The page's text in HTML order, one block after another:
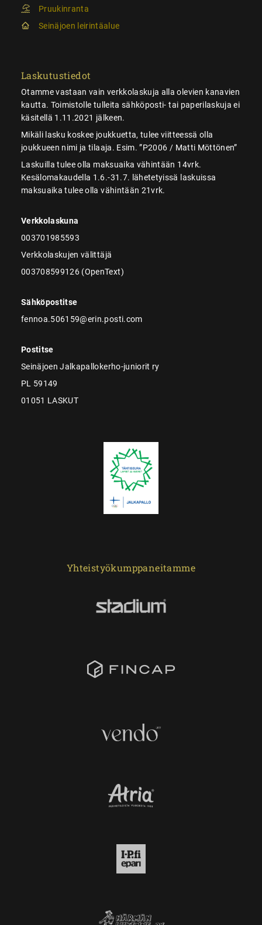
Pruukinranta
Seinäjoen leirintäalue
Laskutustiedot
Otamme vastaan vain verkkolaskuja alla olevien kanavien
kautta. Toimistolle tulleita sähköposti- tai paperilaskuja ei
käsitellä 1.11.2021 jälkeen.
Mikäli lasku koskee joukkuetta, tulee viitteessä olla
joukkueen nimi ja tilaaja. Esim. ”P2006 / Matti Möttönen”
Laskuilla tulee olla maksuaika vähintään 14vrk.
Kesälomakaudella 1.6.-31.7. lähetetyissä laskuissa
maksuaika tulee olla vähintään 21vrk.
Verkkolaskuna
003701985593
Verkkolaskujen välittäjä
003708599126 (OpenText)
Sähköpostitse
fennoa.506159@erin.posti.com
Postitse
Seinäjoen Jalkapallokerho-juniorit ry
PL 59149
01051 LASKUT
Yhteistyökumppaneitamme